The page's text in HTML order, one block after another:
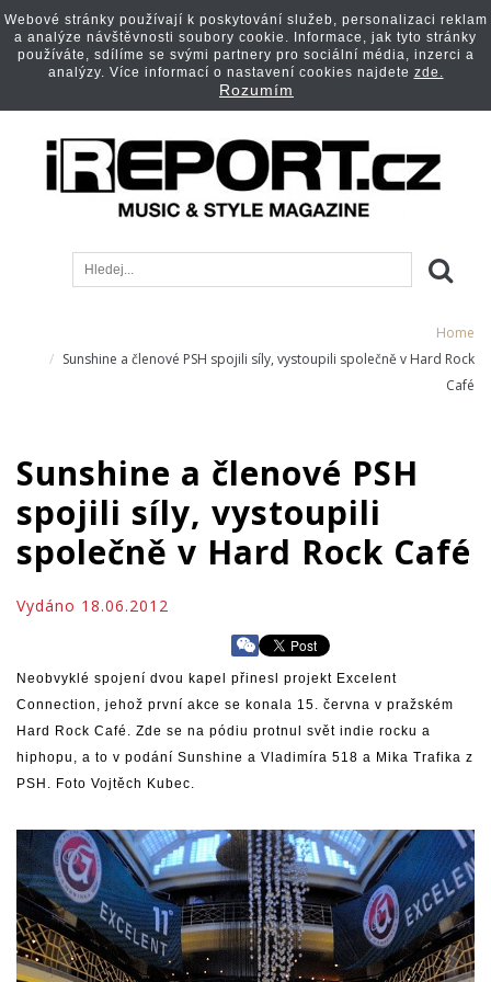
Home
Sunshine a členové PSH spojili síly, vystoupili společně v Hard Rock
Café
Sunshine a členové PSH
spojili síly, vystoupili
společně v Hard Rock Café
Vydáno 18.06.2012
Neobvyklé spojení dvou kapel přinesl projekt Excelent
Connection, jehož první akce se konala 15. června v pražském
Hard Rock Café. Zde se na pódiu protnul svět indie rocku a
hiphopu, a to v podání Sunshine a Vladimíra 518 a Mika Trafika z
PSH. Foto Vojtěch Kubec.
Webové stránky používají k poskytování služeb, personalizaci reklam
a analýze návštěvnosti soubory cookie. Informace, jak tyto stránky
používáte, sdílíme se svými partnery pro sociální média, inzerci a
analýzy. Více informací o nastavení cookies najdete zde.
Rozumím